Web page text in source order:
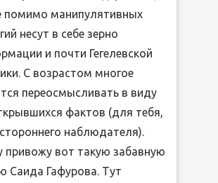
помимо манипулятивных
несут в себе зерно
и почти Гегелевской
С возрастом многое
переосмысливать в виду
фактов (для тебя,
наблюдателя).
привожу вот такую забавную
Саида Гафурова. Тут